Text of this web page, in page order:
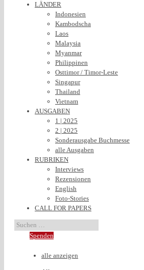
LÄNDER
Indonesien
Kambodscha
Laos
Malaysia
Myanmar
Philippinen
Osttimor / Timor-Leste
Singapur
Thailand
Vietnam
AUSGABEN
1 | 2025
2 | 2025
Sonderausgabe Buchmesse
alle Ausgaben
RUBRIKEN
Interviews
Rezensionen
English
Foto-Stories
CALL FOR PAPERS
Spenden
alle anzeigen